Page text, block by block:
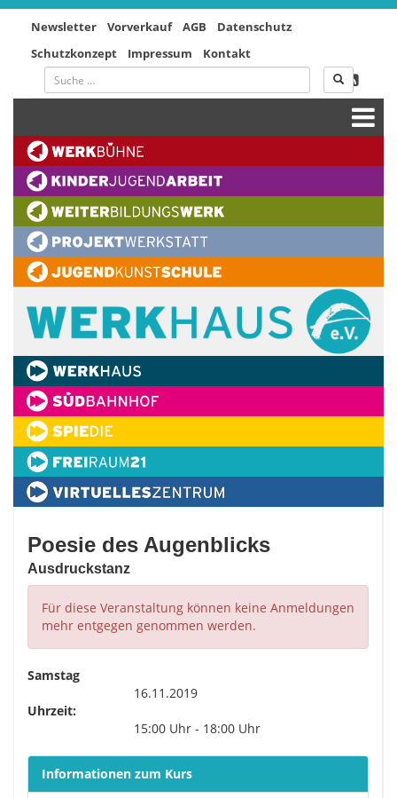
Newsletter Vorverkauf AGB
Datenschutz
Schutzkonzept
Impressum Kontakt
Poesie des Augenblicks
Ausdruckstanz
Für diese Veranstaltung können keine Anmeldungen
mehr entgegen genommen werden.
Samstag
16.11.2019
Uhrzeit:
15:00 Uhr - 18:00 Uhr
Informationen zum Kurs